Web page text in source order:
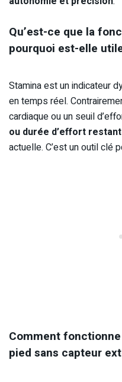
Qu’est-ce que la
pourquoi est-elle
Stamina est un indicateur
en temps réel.
cardiaque ou un seuil
ou durée d’effort
actuelle. C’est un outil clé
Comment
pied sans capteur